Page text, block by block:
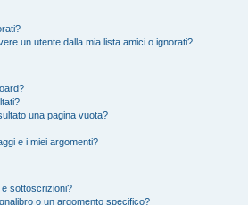
un utente dalla mia lista amici o ignorati?
una pagina vuota?
e i miei argomenti?
sottoscrizioni?
o un argomento specifico?